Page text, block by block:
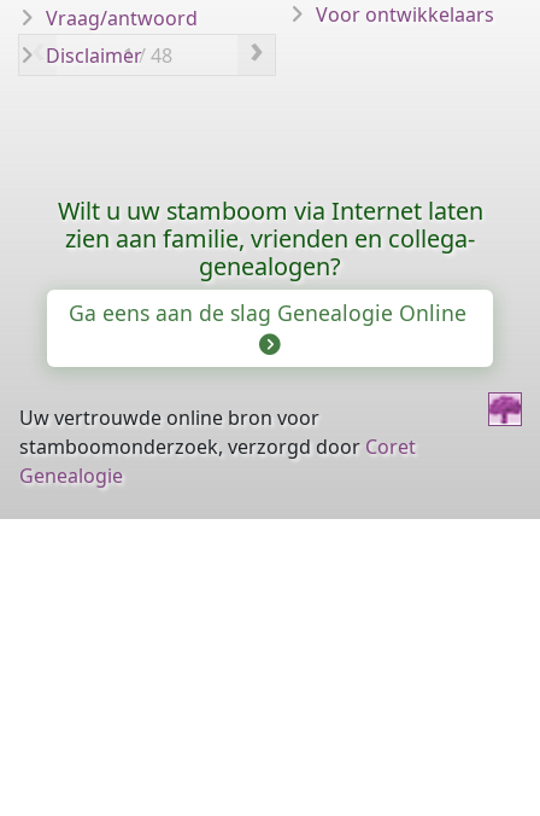
‹ ›
Vraag/antwoord
Disclaimer
Voor ontwikkelaars
Wilt u uw stamboom via Internet laten
zien aan familie, vrienden en collega-
genealogen?
Ga eens aan de slag Genealogie Online
Uw vertrouwde online bron voor
stamboomonderzoek, verzorgd door Coret
Genealogie